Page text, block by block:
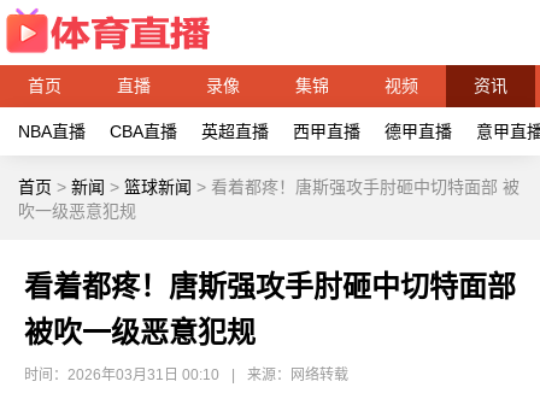
首页 直播 录像 集锦 视频 资讯
NBA直播 CBA直播 英超直播 西甲直播 德甲直播 意甲直
首页 > 新闻 > 篮球新闻 > 看着都疼！唐斯强攻手肘砸中切特面部 被
吹一级恶意犯规
看着都疼！唐斯强攻手肘砸中切特面部
被吹一级恶意犯规
时间：2026年03月31日 00:10 来源：网络转载